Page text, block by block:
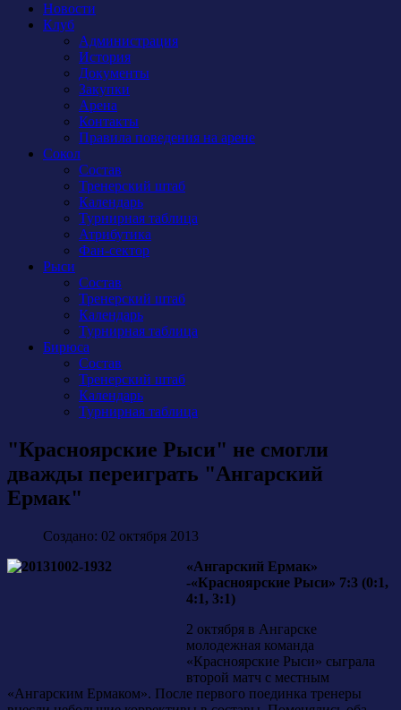
Новости
Клуб
Администрация
История
Документы
Закупки
Арена
Контакты
Правила поведения на арене
Сокол
Состав
Тренерский штаб
Календарь
Турнирная таблица
Атрибутика
Фан-сектор
Рыси
Состав
Тренерский штаб
Календарь
Турнирная таблица
Бирюса
Состав
Тренерский штаб
Календарь
Турнирная таблица
"Красноярские Рыси" не смогли
дважды переиграть "Ангарский
Ермак"
Создано: 02 октября 2013
«Ангарский Ермак»
-«Красноярские Рыси» 7:3 (0:1,
4:1, 3:1)
2 октября в Ангарске
молодежная команда
«Красноярские Рыси» сыграла
второй матч с местным
«Ангарским Ермаком». После первого поединка тренеры